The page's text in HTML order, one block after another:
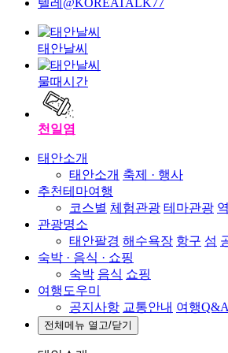
텔레@KOREATALK77
태안날씨
물때시간
천일염
태안소개
태안소개 축제 · 행사
추천테마여행
코스별 체험관광 테마관광
관광명소
태안팔경 해수욕장 항구 섬
숙박 · 음식 · 쇼핑
숙박 음식 쇼핑
여행도우미
공지사항 교통안내 여행Q&A
전체메뉴 열고/닫기